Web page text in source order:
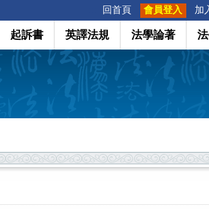
回首頁 會員登入 加
起訴書 英譯法規 法學論著